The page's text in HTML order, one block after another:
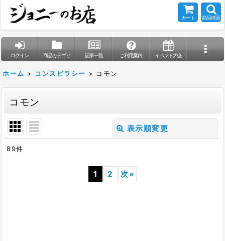
カート 商品検索
ログイン 商品カテゴリ 記事一覧 ご利用案内 イベント大会
ホーム > コンスピラシー > コモン
コモン
表示順変更
89件
1 2 次 »